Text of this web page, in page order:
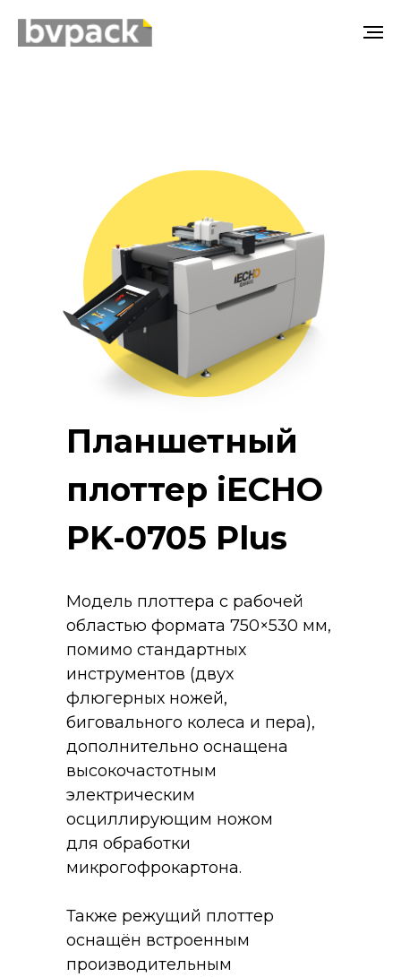
Планшетный
плоттер iECHO
PK-0705 Plus
Модель плоттера с рабочей
областью формата 750×530 мм,
помимо стандартных
инструментов (двух
флюгерных ножей,
биговального колеса и пера),
дополнительно оснащена
высокочастотным
электрическим
осциллирующим ножом
для обработки
микрогофрокартона.
Также режущий плоттер
оснащён встроенным
производительным